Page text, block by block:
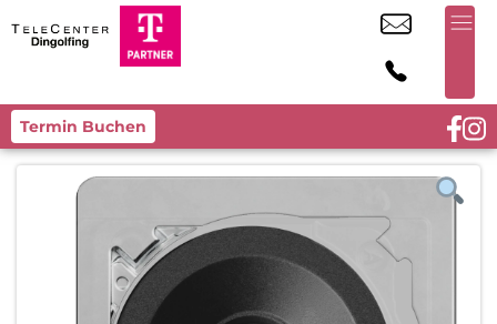
Termin Buchen